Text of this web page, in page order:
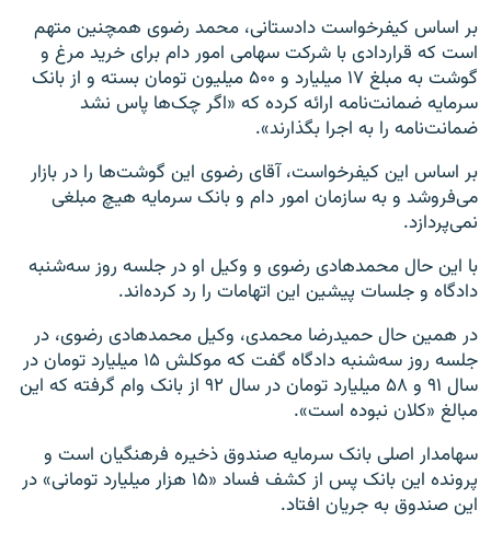
بر اساس کیفرخواست دادستانی، محمد رضوی همچنین متهم
است که قراردادی با شرکت سهامی امور دام برای خرید مرغ و
گوشت به مبلغ ۱۷ میلیارد و ۵۰۰ میلیون تومان بسته و از بانک
سرمایه ضمانت‌نامه ارائه کرده که «اگر چک‌ها پاس نشد
ضمانت‌نامه را به اجرا بگذارند».
بر اساس این کیفرخواست، آقای رضوی این گوشت‌ها را در بازار
می‌فروشد و به سازمان امور دام و بانک سرمایه هیچ مبلغی
نمی‌پردازد.
با این حال محمدهادی رضوی و وکیل او در جلسه روز سه‌شنبه
دادگاه و جلسات پیشین این اتهامات را رد کرده‌اند.
در همین حال حمیدرضا محمدی، وکیل محمدهادی رضوی، در
جلسه روز سه‌شنبه دادگاه گفت که موکلش ۱۵ میلیارد تومان در
سال ۹۱ و ۵۸ میلیارد تومان در سال ۹۲ از بانک وام گرفته که این
مبالغ «کلان نبوده است».
سهامدار اصلی بانک سرمایه صندوق ذخیره فرهنگیان است و
پرونده این بانک پس از کشف فساد «۱۵ هزار میلیارد تومانی» در
این صندوق به جریان افتاد.